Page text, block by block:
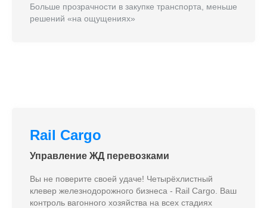
Больше прозрачности в закупке транспорта, меньше
решений «на ощущениях»
Rail Cargo
Управление ЖД перевозками
Вы не поверите своей удаче! Четырёхлистный
клевер железнодорожного бизнеса - Rail Cargo. Ваш
контроль вагонного хозяйства на всех стадиях